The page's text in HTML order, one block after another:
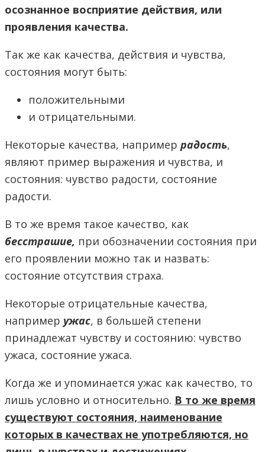
осознанное восприятие действия, или
проявления качества.
Так же как качества, действия и чувства,
состояния могут быть:
положительными
и отрицательными.
Некоторые качества, например радость,
являют пример выражения и чувства, и
состояния: чувство радости, состояние
радости.
В то же время такое качество, как
бесстрашие, при обозначении состояния при
его проявлении можно так и назвать:
состояние отсутствия страха.
Некоторые отрицательные качества,
например ужас, в большей степени
принадлежат чувству и состоянию: чувство
ужаса, состояние ужаса.
Когда же и упоминается ужас как качество, то
лишь условно и относительно. В то же время
существуют состояния, наименование
которых в качествах не употребляются, но